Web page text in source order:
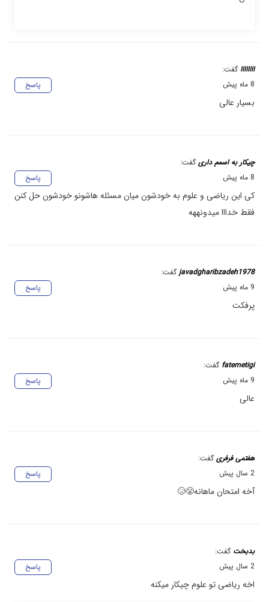
اااااااا گفت:
پاسخ
8 ماه پیش
بسیار عالی
چیکار به اسمم داری گفت:
پاسخ
8 ماه پیش
کی این ریاضی و علوم به خودشون میان مسئله هاشونو خودشون حل کنن
فقط خدااا میدونههه
javadgharibzadeh1978 گفت:
پاسخ
9 ماه پیش
پرفکت
fatemetigi گفت:
پاسخ
9 ماه پیش
عالی
هفتمی فرفری گفت:
پاسخ
2 سال پیش
آخه امتحان ماهانه😤😥
بدبخت گفت:
پاسخ
2 سال پیش
اخه ریاضی تو علوم چیکار میکنه